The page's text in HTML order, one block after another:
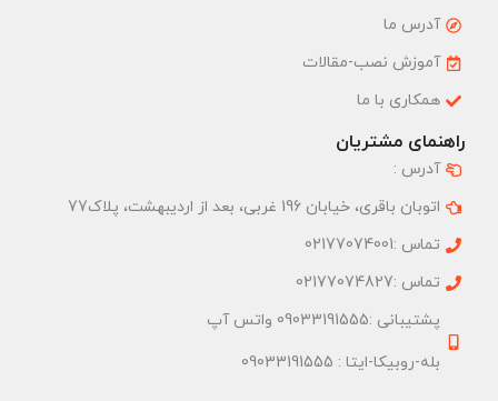
آدرس ما
آموزش نصب-مقالات
همکاری با ما
راهنمای مشتریان
آدرس :
اتوبان باقری، خیابان 196 غربی، بعد از اردیبهشت، پلاک77
تماس :02177074001
تماس :02177074827
پشتیبانی :09033191555 واتس آپ
بله-روبیکا-ایتا : 09033191555